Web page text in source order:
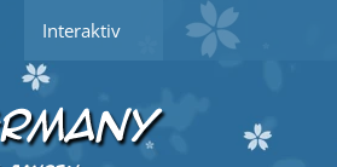
Interaktiv